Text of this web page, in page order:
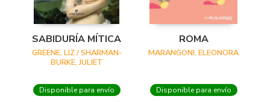
SABIDURÍA MÍTICA
GREENE, LIZ / SHARMAN-
BURKE, JULIET
Disponible para envío
ROMA
MARANGONI, ELEONORA
Disponible para envío